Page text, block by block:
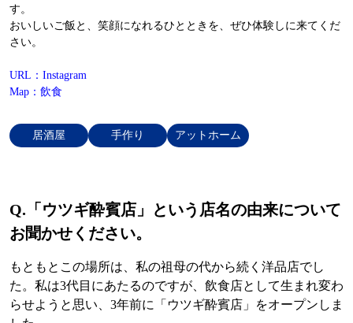
す。
おいしいご飯と、笑顔になれるひとときを、ぜひ体験しに来てくだ
さい。
URL：Instagram
Map：飲食
居酒屋 手作り アットホーム
Q. 「ウツギ酔賓店」という店名の由来について
お聞かせください。
もともとこの場所は、私の祖母の代から続く洋品店でし
た。私は3代目にあたるのですが、飲食店として生まれ変わ
らせようと思い、3年前に「ウツギ酔賓店」をオープンしま